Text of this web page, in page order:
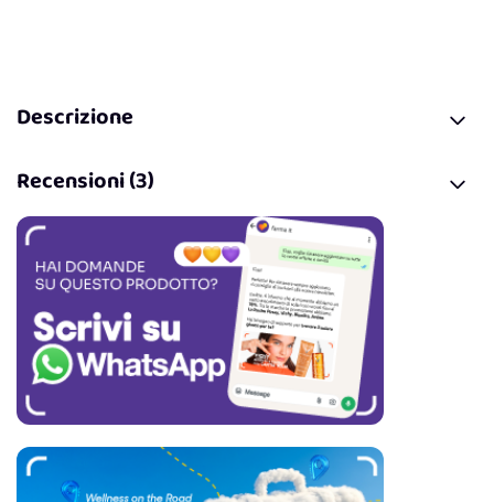
Descrizione
Recensioni (3)